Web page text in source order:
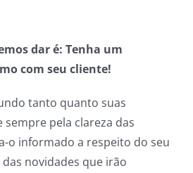
dar é: Tenha um
com seu cliente!
tanto quanto suas
pela clareza das
o informado a respeito do seu
novidades que irão